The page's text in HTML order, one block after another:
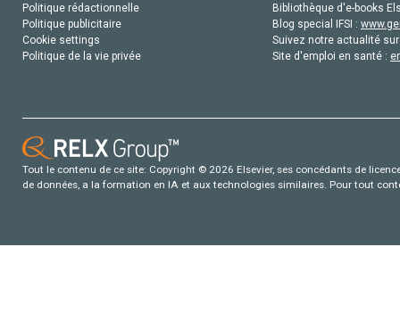
Politique rédactionnelle
Politique publicitaire
Cookie settings
Politique de la vie privée
Bibliothèque d'e-books
Blog special IFSI :
Suivez notre actualité
Site d'emploi en santé :
Tout le contenu de ce site: Copyright © 2026 Elsevier, ses concédants de
de données, a la formation en IA et aux technologies similaires. Pour tout